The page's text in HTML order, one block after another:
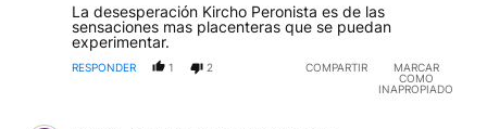
La desesperación Kircho Peronista es de las
sensaciones mas placenteras que se puedan
experimentar.
RESPONDER 1 2 COMPARTIR
MARCAR
COMO
INAPROPIADO